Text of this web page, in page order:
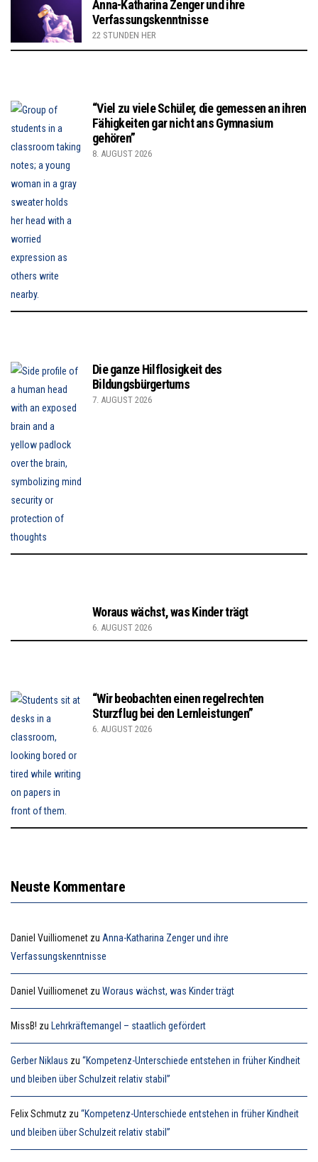
Anna-Katharina Zenger und ihre
Verfassungskenntnisse
22 STUNDEN HER
“Viel zu viele Schüler, die gemessen an ihren
Fähigkeiten gar nicht ans Gymnasium
gehören”
8. AUGUST 2026
Die ganze Hilflosigkeit des
Bildungsbürgertums
7. AUGUST 2026
Woraus wächst, was Kinder trägt
6. AUGUST 2026
“Wir beobachten einen regelrechten
Sturzflug bei den Lernleistungen”
6. AUGUST 2026
Neuste Kommentare
Daniel Vuilliomenet zu Anna-Katharina Zenger und ihre
Verfassungskenntnisse
Daniel Vuilliomenet zu Woraus wächst, was Kinder trägt
MissB! zu Lehrkräftemangel – staatlich gefördert
Gerber Niklaus zu “Kompetenz-Unterschiede entstehen in früher Kindheit
und bleiben über Schulzeit relativ stabil”
Felix Schmutz zu “Kompetenz-Unterschiede entstehen in früher Kindheit
und bleiben über Schulzeit relativ stabil”